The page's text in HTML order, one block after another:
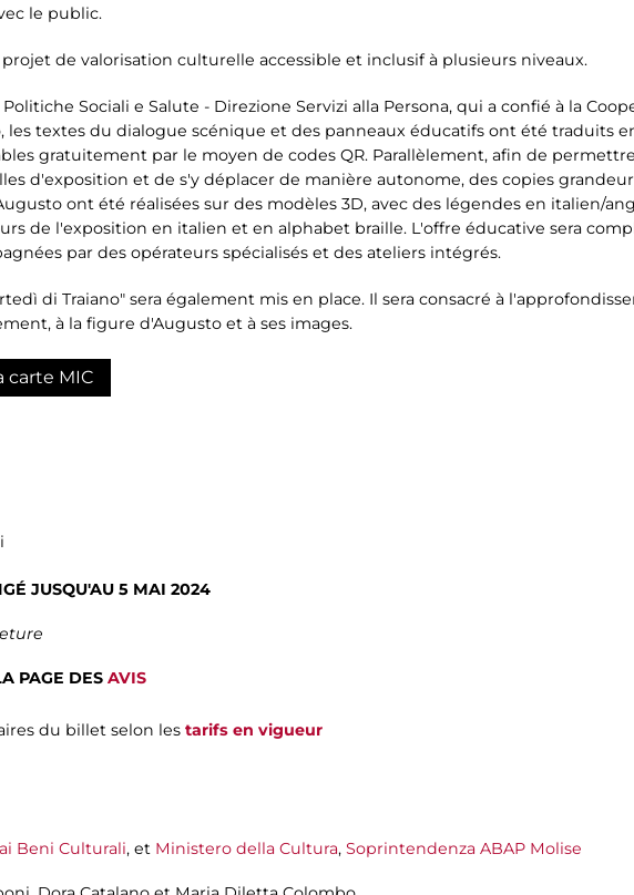
le public.
de valorisation culturelle accessible et inclusif à plusieurs niveaux.
Sociali e Salute - Direzione Servizi alla Persona, qui a confié à la
les textes du dialogue scénique et des panneaux éducatifs ont été traduits
gratuitement par le moyen de codes QR. Parallèlement, afin de
d'exposition et de s'y déplacer de manière autonome, des copies
ont été réalisées sur des modèles 3D, avec des légendes en italien/
de l'exposition en italien et en alphabet braille. L'offre éducative sera
par des opérateurs spécialisés et des ateliers intégrés.
di Traiano" sera également mis en place. Il sera consacré à
à la figure d'Augusto et à ses images.
carte MIC
JUSQU'AU 5 MAI 2024
PAGE DES AVIS
du billet selon les tarifs en vigueur
Beni Culturali, et Ministero della Cultura, Soprintendenza ABAP Molise